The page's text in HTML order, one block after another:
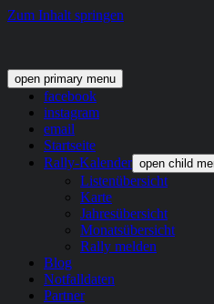
Zum Inhalt springen
open primary menu
facebook
instagram
email
Startseite
Rally-Kalender open child
Listenübersicht
Karte
Jahresübersicht
Monatsübersicht
Rally melden
Blog
Notfalldaten
Partner